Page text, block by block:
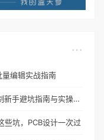
量编辑实战指南
Cadence教程：IC版图绘制新手避坑指南与实操细节
些坑，PCB设计一次过